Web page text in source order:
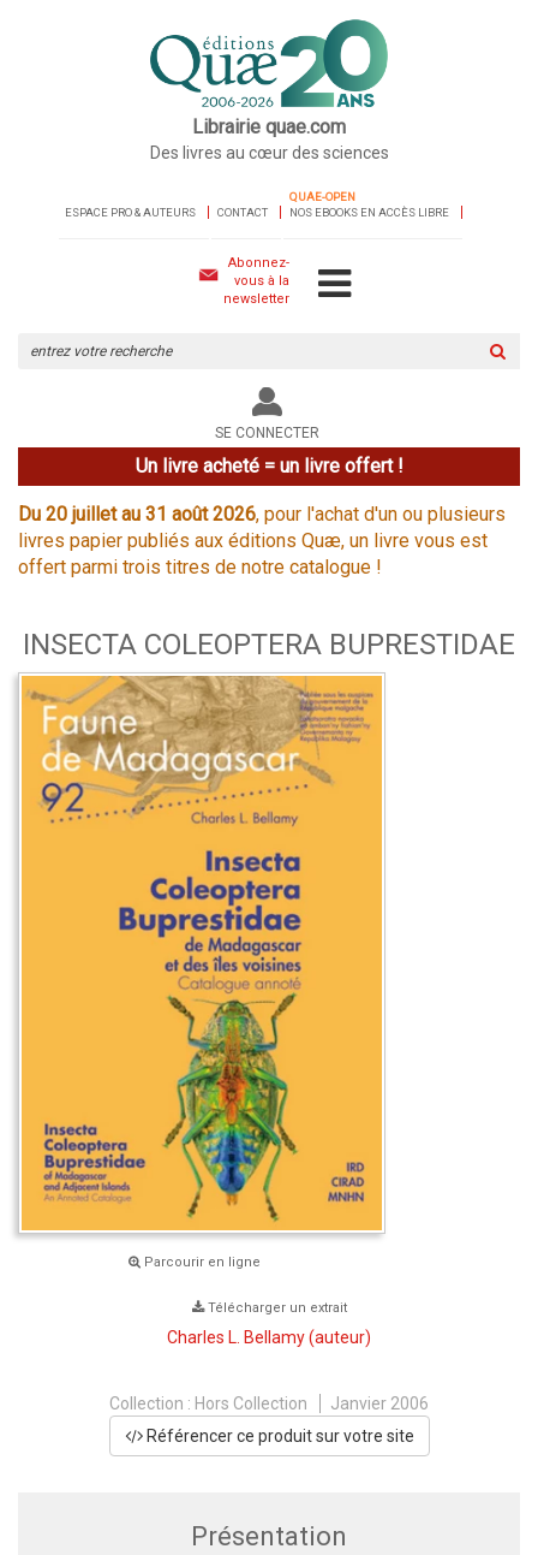
Librairie quae.com
Des livres au cœur des sciences
ESPACE PRO & AUTEURS CONTACT
QUAE-OPEN
NOS EBOOKS EN ACCÈS LIBRE
Abonnez-
vous à la
newsletter
le
site
SE CONNECTER
Un livre acheté = un livre offert !
Du 20 juillet au 31 août 2026, pour l'achat d'un ou plusieurs
livres papier publiés aux éditions Quæ, un livre vous est
offert parmi trois titres de notre catalogue !
INSECTA COLEOPTERA BUPRESTIDAE
Parcourir en ligne
Télécharger un extrait
Charles L. Bellamy(auteur)
Collection : Hors Collection
Janvier 2006
Référencer ce produit sur votre site
Présentation